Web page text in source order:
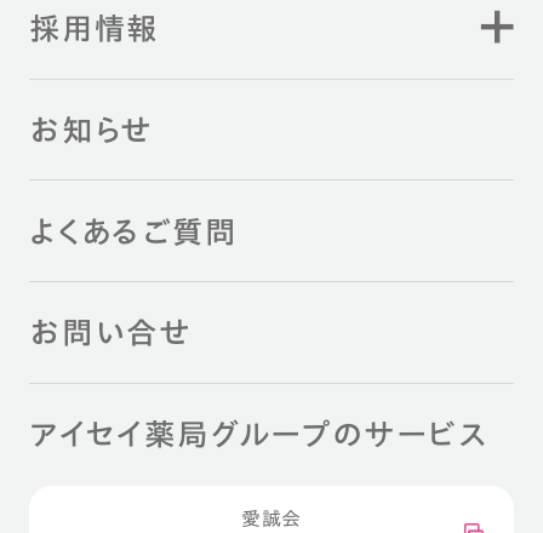
採用情報
お知らせ
よくあるご質問
お問い合せ
アイセイ薬局グループのサービス
愛誠会